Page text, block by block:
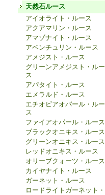
天然石ルース
アイオライト・ルース
アクアマリン・ルース
アマゾナイト・ルース
アベンチュリン・ルース
アメジスト・ルース
グリーンアメジスト・ルー
ス
アパタイト・ルース
エメラルド・ルース
エチオピアオパール・ルー
ス
ファイアオパール・ルース
ブラックオニキス・ルース
グリーンオニキス・ルース
レッドオニキス・ルース
オリーブクォーツ・ルース
カイヤナイト・ルース
ガーネット・ルース
ロードライトガーネット・